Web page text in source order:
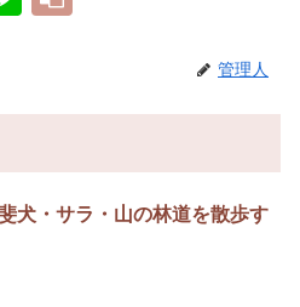
管理人
犬・サラ・山の林道を散歩す